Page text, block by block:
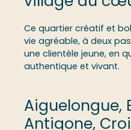
Ce quartier créatif et
vie agréable, à deux
une clientèle jeune, en
authentique et vivant.
Aiguelongue,
Antigone,